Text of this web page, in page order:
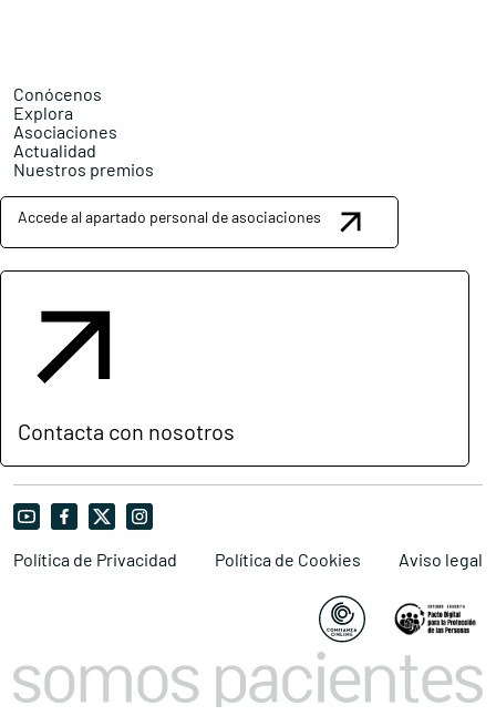
Conócenos
Explora
Asociaciones
Actualidad
Nuestros premios
Accede al apartado personal de asociaciones
Contacta con nosotros
Política de Privacidad Política de Cookies Aviso legal